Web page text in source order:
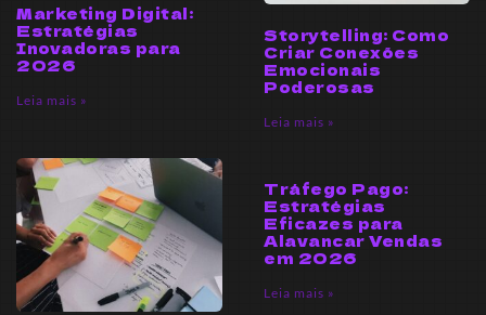
Marketing Digital:
Estratégias
Inovadoras para
2026
Leia mais »
Storytelling: Como
Criar Conexões
Emocionais
Poderosas
Leia mais »
Tráfego Pago:
Estratégias
Eficazes para
Alavancar Vendas
em 2026
Leia mais »